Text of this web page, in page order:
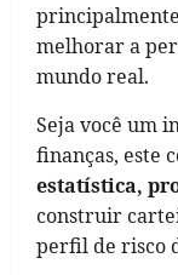
melhorar a
mundo real.
Seja você um
finanças, este
estatística,
construir
perfil de risco